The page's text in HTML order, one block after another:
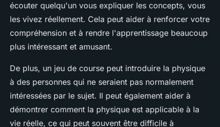
écouter quelqu'un vous expliquer les concepts, vous
les vivez réellement. Cela peut aider à renforcer votre
compréhension et à rendre l'apprentissage beaucoup
plus intéressant et amusant.
De plus, un jeu de course peut introduire la physique
à des personnes qui ne seraient pas normalement
intéressées par le sujet. Il peut également aider à
démontrer comment la physique est applicable à la
vie réelle, ce qui peut souvent être difficile à